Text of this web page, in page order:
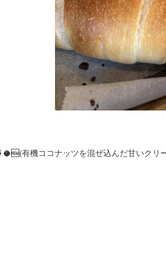
有機ココナッツを混ぜ込んだ甘いクリ